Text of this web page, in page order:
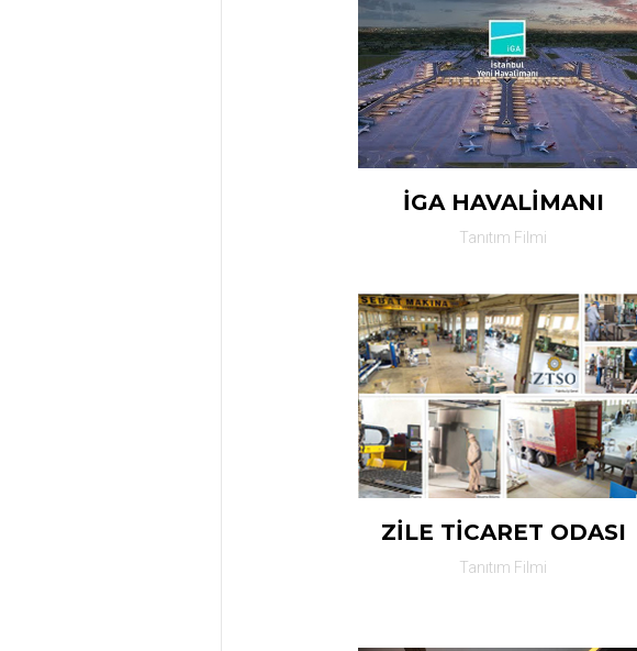
İGA HAVALİMANI
Tanıtım Filmi
ZİLE TİCARET ODASI
Tanıtım Filmi